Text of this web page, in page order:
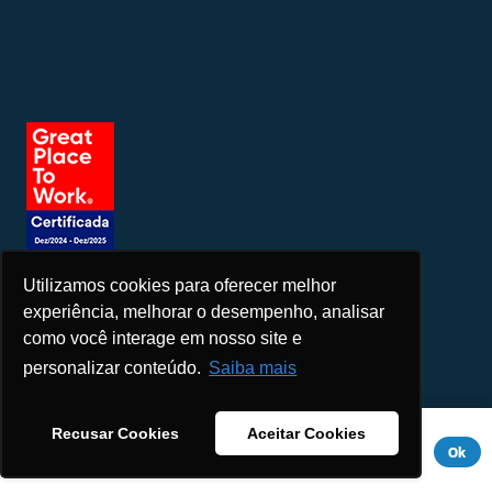
Utilizamos cookies para oferecer melhor
experiência, melhorar o desempenho, analisar
como você interage em nosso site e
personalizar conteúdo. Saiba mais
Recusar Cookies Aceitar Cookies
Seja um patrocinador
Este site usa cookies para melhorar sua experiência. Se você
continuar a usar este site, você concorda com ele.Aviso de
Privacidade
Ok